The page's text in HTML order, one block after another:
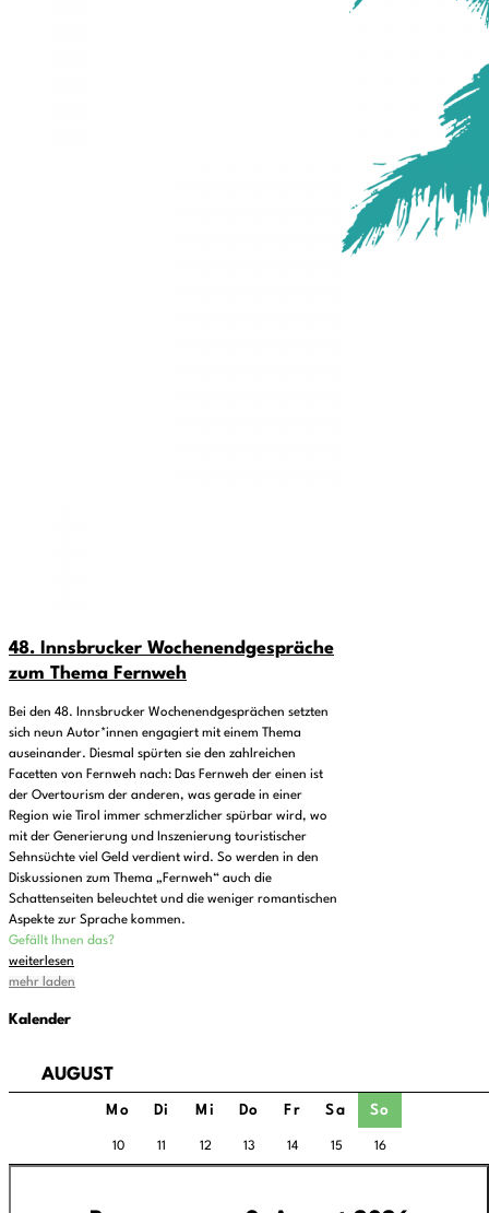
48. Innsbrucker Wochenendgespräche
zum Thema Fernweh
Bei den 48. Innsbrucker Wochenendgesprächen setzten
sich neun Autor*innen engagiert mit einem Thema
auseinander. Diesmal spürten sie den zahlreichen
Facetten von Fernweh nach: Das Fernweh der einen ist
der Overtourism der anderen, was gerade in einer
Region wie Tirol immer schmerzlicher spürbar wird, wo
mit der Generierung und Inszenierung touristischer
Sehnsüchte viel Geld verdient wird. So werden in den
Diskussionen zum Thema „Fernweh“ auch die
Schattenseiten beleuchtet und die weniger romantischen
Aspekte zur Sprache kommen.
Gefällt Ihnen das?
weiterlesen
mehr laden
Kalender
AUGUST
Mo Di Mi Do Fr Sa So
10 11 12 13 14 15 16